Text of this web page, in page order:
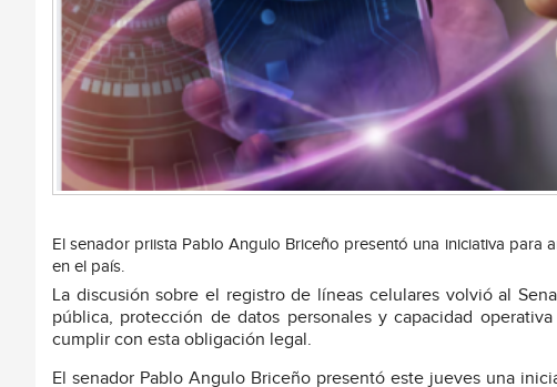
El senador priista Pablo Angulo Briceño presentó una iniciativa
en el país.
La discusión sobre el registro de líneas celulares volvió al
pública, protección de datos personales y capacidad
cumplir con esta obligación legal.
El senador Pablo Angulo Briceño presentó este jueves una